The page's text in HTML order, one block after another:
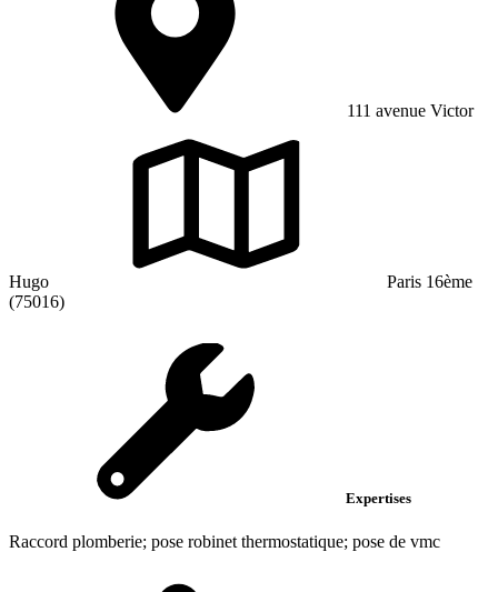
111 avenue Victor
Hugo
Paris 16ème
(75016)
Expertises
Raccord plomberie; pose robinet thermostatique; pose de vmc